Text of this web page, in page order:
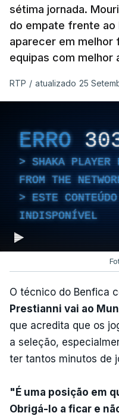
sétima jornada.
do empate frente ao
aparecer em melhor
equipas com melhor
RTP / atualizado 25
ERRO
SHAKA PLAYER
FROM THE
ESTE
INDISPONÍVEL
O técnico do Benfica
Prestianni vai ao
que acredita que os
a seleção,
ter tantos minutos de
"É uma posição em
Obrigá-lo a ficar e